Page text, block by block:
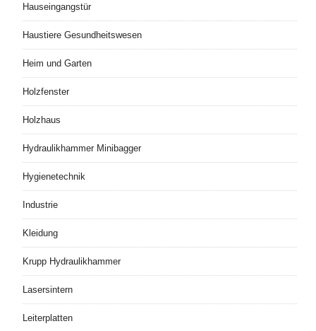
Hauseingangstür
Haustiere Gesundheitswesen
Heim und Garten
Holzfenster
Holzhaus
Hydraulikhammer Minibagger
Hygienetechnik
Industrie
Kleidung
Krupp Hydraulikhammer
Lasersintern
Leiterplatten